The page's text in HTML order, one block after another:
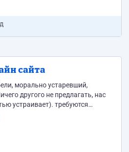
сайта
морально устаревший,
другого не предлагать, нас
устраивает). требуются